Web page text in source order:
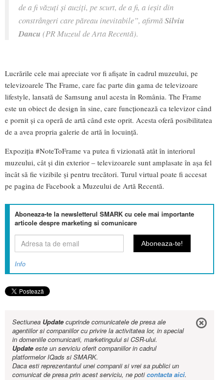
de a fi văzuți și auziți, pe scurt, de a fi, a ieșit din
constrângeri care păreau inevitabile”, afirmăSilviu
Dancu (PR Muzeul de Arta Recentă).
Lucrările cele mai apreciate vor fi afișate în cadrul muzeului, pe
televizoarele The Frame, care fac parte din gama de televizoare
lifestyle, lansată de Samsung anul acesta în România. The Frame
este un obiect de design în sine, care funcționează ca televizor când
e pornit și ca operă de artă când este oprit. Acesta oferă posibilitatea
de a avea propria galerie de artă în locuință.
Expoziția #NoteToFrame va putea fi vizionată atât în interiorul
muzeului, cât și din exterior – televizoarele sunt amplasate în așa fel
încât să fie vizibile și pentru trecători. Turul virtual poate fi accesat
pe pagina de Facebook a Muzeului de Artă Recentă.
Aboneaza-te la newsletterul SMARK cu cele mai importante
articole despre marketing si comunicare
Info
Sectiunea Updatecuprinde comunicatele de presa ale
agentiilor si companiilor cu privire la activitatea lor, in special
in domeniile comunicarii, marketingului si CSR-ului.
Updateeste un serviciu oferit companiilor in cadrul
platformelor IQads si SMARK.
Daca esti reprezentantul unei companii si vrei sa publici un
comunicat de presa prin acest serviciu, ne poticontacta aici.